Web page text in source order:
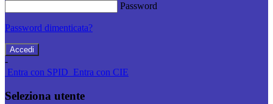
Password
Password dimenticata?
-
Entra con SPID Entra con CIE
Seleziona utente